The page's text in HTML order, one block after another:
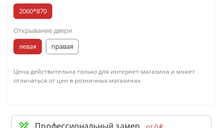
2060*870
Открывание двери
левая
правая
Цена действительна только для интернет-магазина и может
отличаться от цен в розничных магазинах